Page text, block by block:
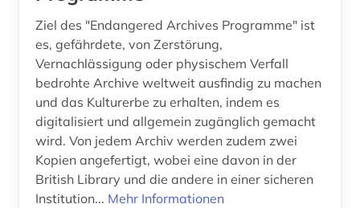
Ziel des "Endangered Archives Programme" ist
es, gefährdete, von Zerstörung,
Vernachlässigung oder physischem Verfall
bedrohte Archive weltweit ausfindig zu machen
und das Kulturerbe zu erhalten, indem es
digitalisiert und allgemein zugänglich gemacht
wird. Von jedem Archiv werden zudem zwei
Kopien angefertigt, wobei eine davon in der
British Library und die andere in einer sicheren
Institution... Mehr Informationen